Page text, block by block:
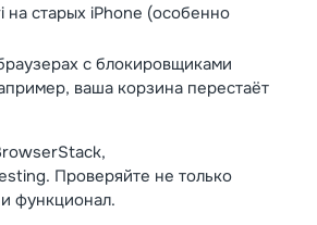
на старых iPhone (особенно
с блокировщиками
ваша корзина перестаёт
Проверяйте не только
функционал.